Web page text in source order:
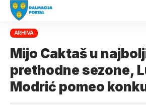
ARHIVA
Mijo Caktaš u
prethodne sezone,
Modrić pomeo